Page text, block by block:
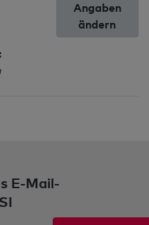
Angaben
ändern
E-Mail-